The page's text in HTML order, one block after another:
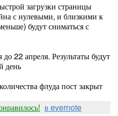
загрузки страницы
с нулевыми, и близкими к
будут сниматься с
22 апреля. Результаты будут
день
флуда пост закрыт
в evernote